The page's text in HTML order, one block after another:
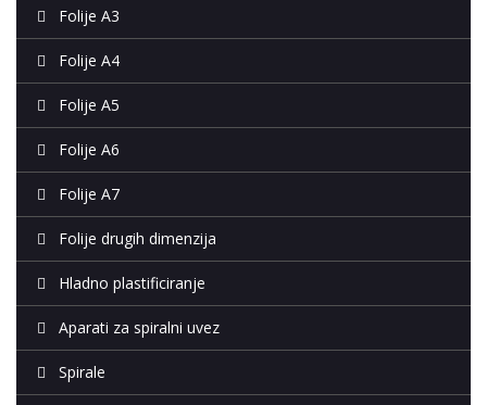
Folije A3
Folije A4
Folije A5
Folije A6
Folije A7
Folije drugih dimenzija
Hladno plastificiranje
Aparati za spiralni uvez
Spirale